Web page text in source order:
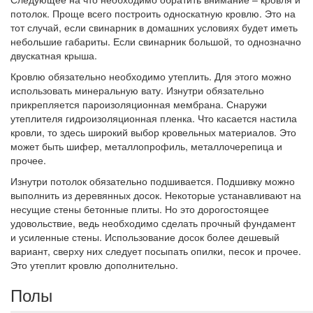
потолок. Проще всего построить односкатную кровлю. Это на
тот случай, если свинарник в домашних условиях будет иметь
небольшие габариты. Если свинарник большой, то однозначно
двускатная крыша.
Кровлю обязательно необходимо утеплить. Для этого можно
использовать минеральную вату. Изнутри обязательно
прикрепляется пароизоляционная мембрана. Снаружи
утеплителя гидроизоляционная пленка. Что касается настила
кровли, то здесь широкий выбор кровельных материалов. Это
может быть шифер, металлопрофиль, металлочерепица и
прочее.
Изнутри потолок обязательно подшивается. Подшивку можно
выполнить из деревянных досок. Некоторые устанавливают на
несущие стены бетонные плиты. Но это дорогостоящее
удовольствие, ведь необходимо сделать прочный фундамент
и усиленные стены. Использование досок более дешевый
вариант, сверху них следует посыпать опилки, песок и прочее.
Это утеплит кровлю дополнительно.
Полы